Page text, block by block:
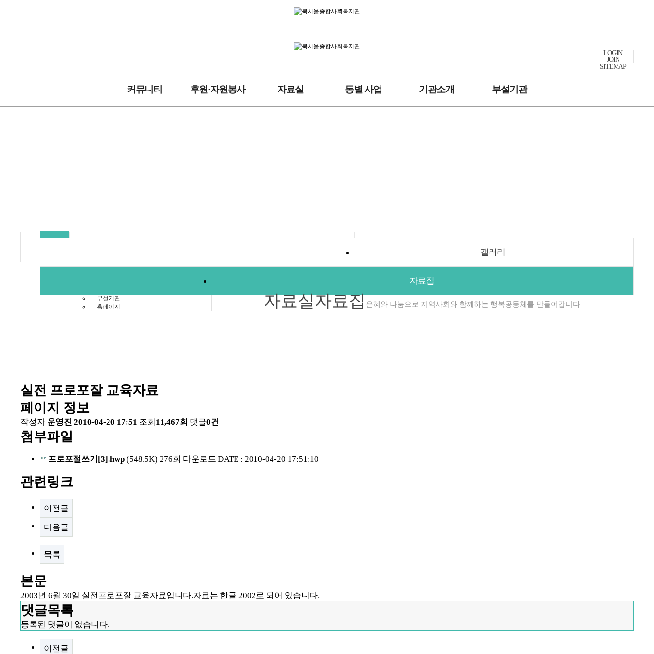
LOGIN
JOIN
SITEMAP
커뮤니티 후원·자원봉사 자료실 동별 사업 기관소개 부설기관
후원·자원봉사
부설기관
홈페이지
자료집
갤러리
자료집
자료실자료집은혜와 나눔으로 지역사회와 함께하는 행복공동체를 만들어갑니다.
실전 프로포잘 교육자료
페이지 정보
작성자 운영진 2010-04-20 17:51 조회 11,467회 댓글0건
첨부파일
프로포절쓰기[3].hwp (548.5K) 276회 다운로드 DATE : 2010-04-20 17:51:10
관련링크
이전글
다음글
목록
본문
2003년 6월 30일 실전프로포잘 교육자료입니다.자료는 한글 2002로 되어 있습니다.
댓글목록
등록된 댓글이 없습니다.
이전글